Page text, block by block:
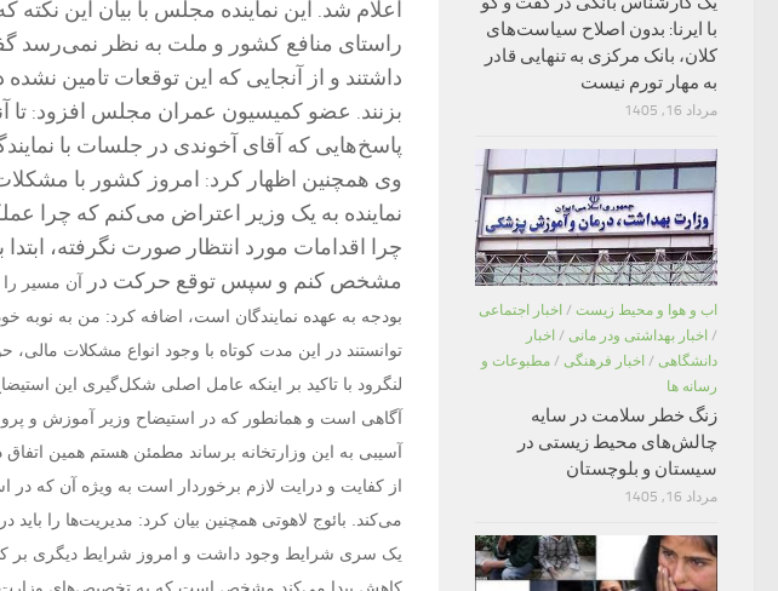
اعلام شد. این نماینده مجلس با بیان این
راستای منافع کشور و ملت به نظر نمی‌رسد
داشتند و از آنجایی که این توقعات تامین
بزنند. عضو کمیسیون عمران مجلس افزود: تا
پاسخ‌هایی که آقای آخوندی در جلسات با
وی همچنین اظهار کرد: امروز کشور با
نماینده به یک وزیر اعتراض می‌کنم که چرا
چرا اقدامات مورد انتظار صورت نگرفته، ابتدا
مشخص کنم و سپس توقع حرکت درآن مسیر را
بودجه به عهده نمایندگان است، اضافه کرد: من به نوبه
توانستند در این مدت کوتاه با وجود انواع مشکلات مالی،
لنگرود با تاکید بر اینکه عامل اصلی شکل‌گیری این
آگاهی است و همانطور که در استیضاح وزیر آموزش و
آسیبی به این وزارتخانه برساند مطمئن هستم همین
از کفایت و درایت لازم برخوردار است به ویژه آن
می‌کند. بائوج لاهوتی همچنین بیان کرد: مدیریت‌ها را
با ایرنا: بدون اصلاح سیاست‌های
کلان، بانک مرکزی به تنهایی قادر
به مهار تورم نیست
مرداد 16, 1405
اب و هوا و محیط زیست / اخبار اجتماعی
/ اخبار بهداشتی ودر مانی / اخبار
دانشگاهی / اخبار فرهنگی / مطبوعات و
رسانه ها
زنگ خطر سلامت در سایه
چالش‌های محیط زیستی در
سیستان و بلوچستان
مرداد 16, 1405